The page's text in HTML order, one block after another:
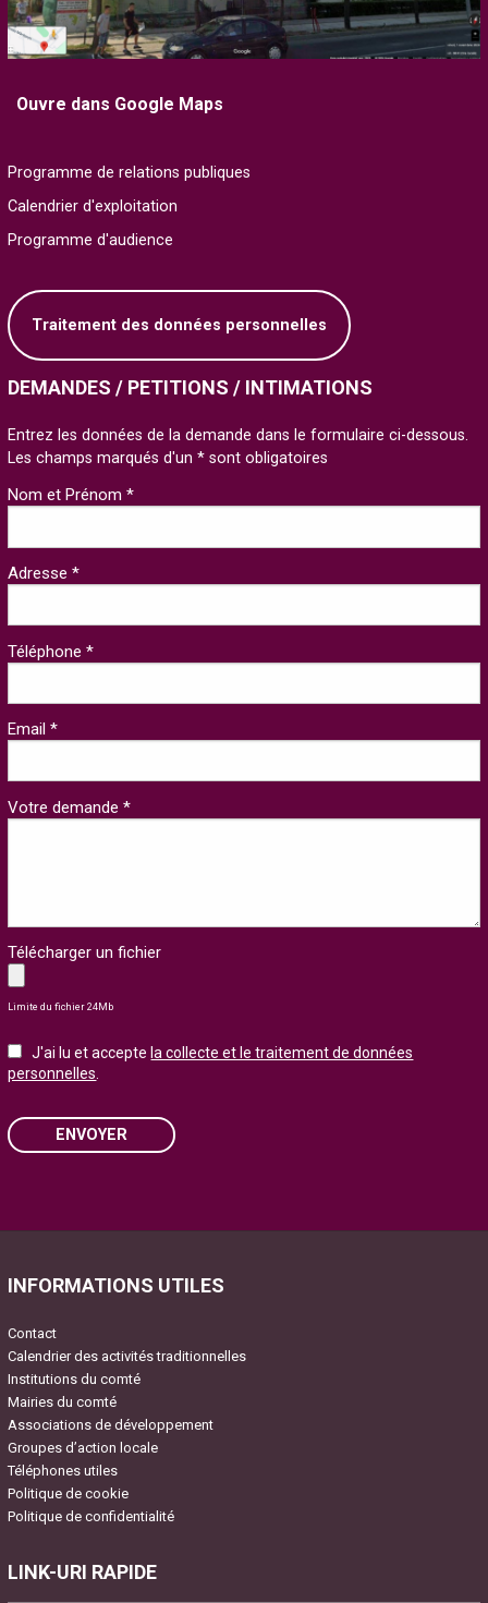
Ouvre dans Google Maps
Programme de relations publiques
Calendrier d'exploitation
Programme d'audience
Traitement des données personnelles
DEMANDES / PETITIONS / INTIMATIONS
Entrez les données de la demande dans le formulaire ci-dessous.
Les champs marqués d'un * sont obligatoires
Nom et Prénom *
Adresse *
Téléphone *
Email *
Votre demande *
Télécharger un fichier
Limite du fichier 24Mb
J'ai lu et accepte la collecte et le traitement de données
personnelles.
ENVOYER
empty.
INFORMATIONS UTILES
Contact
Calendrier des activités traditionnelles
Institutions du comté
Mairies du comté
Associations de développement
Groupes d’action locale
Téléphones utiles
Politique de cookie
Politique de confidentialité
LINK-URI RAPIDE